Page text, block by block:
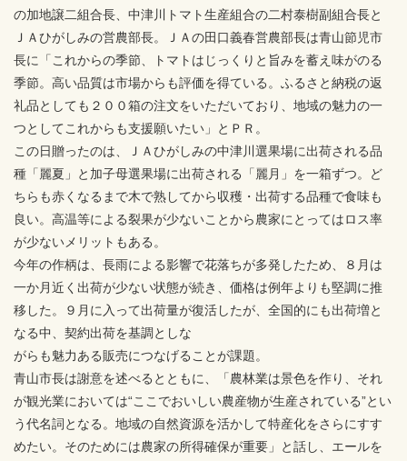
の加地譲二組合長、中津川トマト生産組合の二村泰樹副組合長と
ＪＡひがしみの営農部長。ＪＡの田口義春営農部長は青山節児市
長に「これからの季節、トマトはじっくりと旨みを蓄え味がのる
季節。高い品質は市場からも評価を得ている。ふるさと納税の返
礼品としても２００箱の注文をいただいており、地域の魅力の一
つとしてこれからも支援願いたい」とＰＲ。
この日贈ったのは、ＪＡひがしみの中津川選果場に出荷される品
種「麗夏」と加子母選果場に出荷される「麗月」を一箱ずつ。ど
ちらも赤くなるまで木で熟してから収穫・出荷する品種で食味も
良い。高温等による裂果が少ないことから農家にとってはロス率
が少ないメリットもある。
今年の作柄は、長雨による影響で花落ちが多発したため、８月は
一か月近く出荷が少ない状態が続き、価格は例年よりも堅調に推
移した。９月に入って出荷量が復活したが、全国的にも出荷増と
なる中、契約出荷を基調としな
がらも魅力ある販売につなげることが課題。
青山市長は謝意を述べるとともに、「農林業は景色を作り、それ
が観光業においては“ここでおいしい農産物が生産されている”とい
う代名詞となる。地域の自然資源を活かして特産化をさらにすす
めたい。そのためには農家の所得確保が重要」と話し、エールを